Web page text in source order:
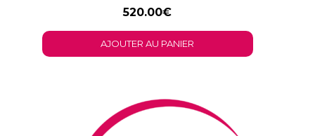
520.00€
AJOUTER AU PANIER